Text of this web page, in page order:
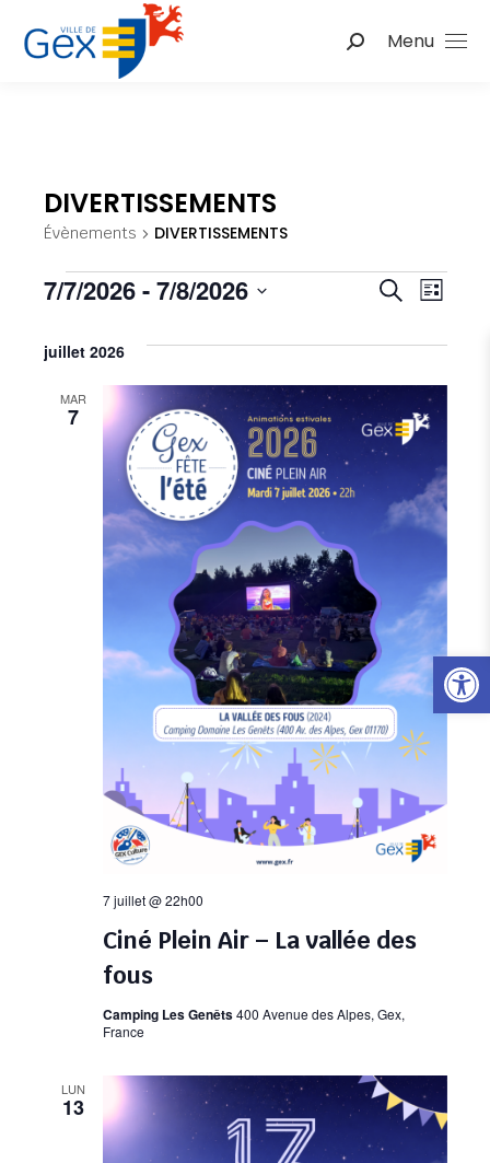
Ouvrir
Menu
Recherche
DIVERTISSEMENTS
Évènements DIVERTISSEMENTS
Évènements
et
de
vues
Recherche
Liste
7/7/2026 - 7/8/2026
une
juillet 2026
MAR
7
Ciné Plein Air – La vallée des
fous
7 juillet @ 22h00
Camping Les Genêts400 Avenue des Alpes, Gex,
France
LUN
13